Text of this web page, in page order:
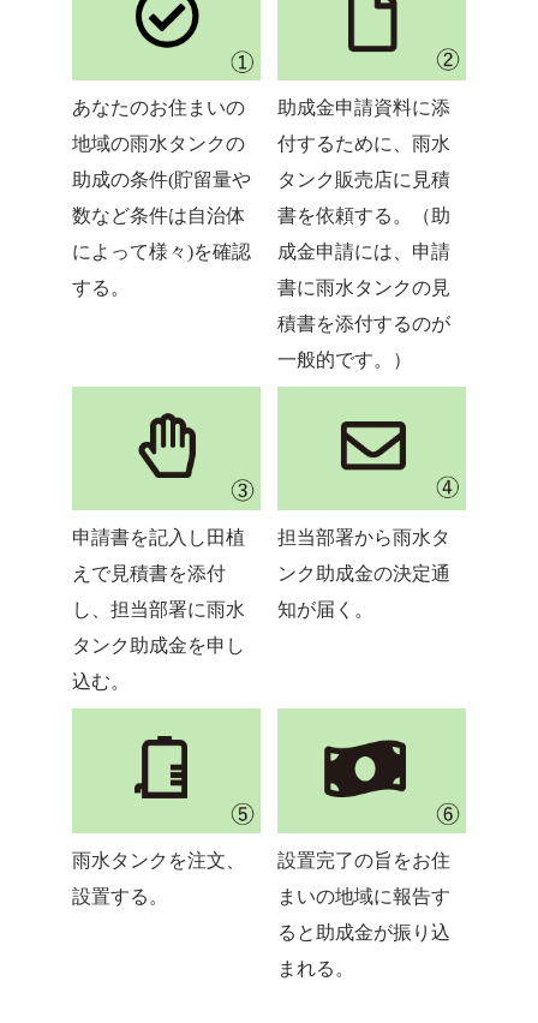
あなたのお住まいの
地域の雨水タンクの
助成の条件(貯留量や
数など条件は自治体
によって様々)を確認
する。
助成金申請資料に添
付するために、雨水
タンク販売店に見積
書を依頼する。（助
成金申請には、申請
書に雨水タンクの見
積書を添付するのが
一般的です。）
申請書を記入し田植
えで見積書を添付
し、担当部署に雨水
タンク助成金を申し
込む。
担当部署から雨水タ
ンク助成金の決定通
知が届く。
雨水タンクを注文、
設置する。
設置完了の旨をお住
まいの地域に報告す
ると助成金が振り込
まれる。